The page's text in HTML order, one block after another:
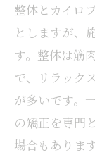
整体とカイロ
としますが、
す。整体は筋
で、リラック
が多いです。
の矯正を専門
場合もあります